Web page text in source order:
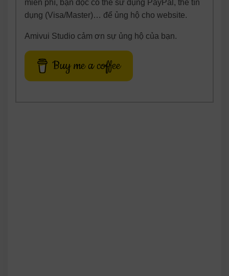
miễn phí, bạn đọc có thể sử dụng PayPal, thẻ tín
dụng (Visa/Master)… để ủng hộ cho website.
Amivui Studio cảm ơn sự ủng hộ của bạn.
Buy me a coffee